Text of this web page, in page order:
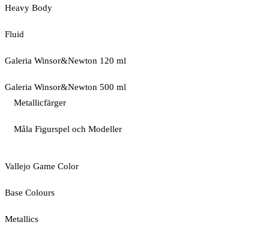
Heavy Body
Fluid
Galeria Winsor&Newton 120 ml
Galeria Winsor&Newton 500 ml
Metallicfärger
Måla Figurspel och Modeller
Vallejo Game Color
Base Colours
Metallics